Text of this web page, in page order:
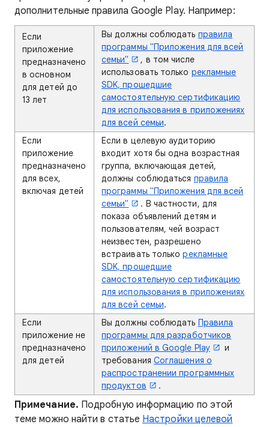
дополнительные правила Google Play. Например:
Если
приложение
предназначено
в основном
для детей до
13 лет
Вы должны соблюдать правила
программы "Приложения для всей
семьи"
, в том числе
использовать только рекламные
SDK, прошедшие
самостоятельную сертификацию
для использования в приложениях
для всей семьи.
Если
приложение
предназначено
для всех,
включая детей
Если в целевую аудиторию
входит хотя бы одна возрастная
группа, включающая детей,
должны соблюдаться правила
программы "Приложения для всей
семьи"
. В частности, для
показа объявлений детям и
пользователям, чей возраст
неизвестен, разрешено
встраивать толькорекламные
SDK, прошедшие
самостоятельную сертификацию
для использования в приложениях
для всей семьи.
Если
приложение не
предназначено
для детей
Вы должны соблюдать Правила
программы для разработчиков
приложений в Google Play
и
требования Соглашения о
распространении программных
продуктов
.
Примечание. Подробную информацию по этой
теме можно найти в статье Настройки целевой